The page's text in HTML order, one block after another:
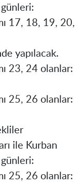
17, 18, 19, 20,
yapılacak.
23, 24 olanlar:
25, 26 olanlar:
ile Kurban
25, 26 olanlar: